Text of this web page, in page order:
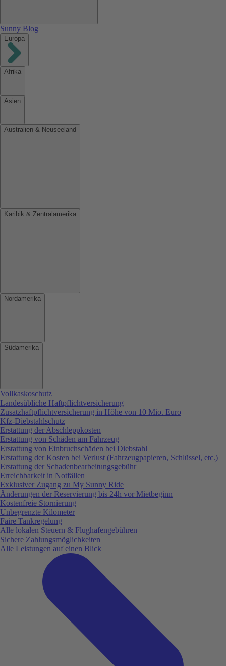
Sunny Blog
Europa
Afrika
Asien
Australien & Neuseeland
Karibik & Zentralamerika
Nordamerika
Südamerika
Vollkaskoschutz
Landesübliche Haftpflichtversicherung
Zusatzhaftpflichtversicherung in Höhe von 10 Mio. Euro
Kfz-Diebstahlschutz
Erstattung der Abschleppkosten
Erstattung von Schäden am Fahrzeug
Erstattung von Einbruchschäden bei Diebstahl
Erstattung der Kosten bei Verlust (Fahrzeugpapieren, Schlüssel, etc.)
Erstattung der Schadenbearbeitungsgebühr
Erreichbarkeit in Notfällen
Exklusiver Zugang zu My Sunny Ride
Änderungen der Reservierung bis 24h vor Mietbeginn
Kostenfreie Stornierung
Unbegrenzte Kilometer
Faire Tankregelung
Alle lokalen Steuern & Flughafengebühren
Sichere Zahlungsmöglichkeiten
Alle Leistungen auf einen Blick